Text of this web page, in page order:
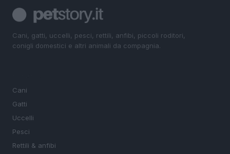
Cani, gatti, uccelli, pesci, rettili, anfibi, piccoli roditori,
conigli domestici e altri animali da compagnia.
Cani
Gatti
Uccelli
Pesci
Rettili & anfibi